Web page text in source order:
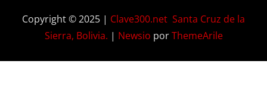
Copyright © 2025 | Clave300.net Santa Cruz de la
Sierra, Bolivia. | Newsio porThemeArile